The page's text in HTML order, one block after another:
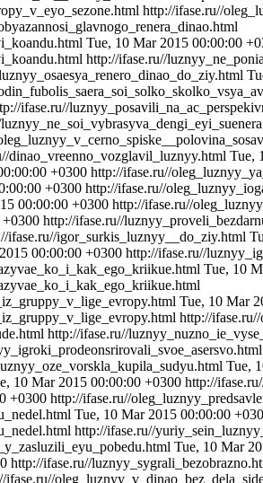
http://ifase.ru//
Tue, 10 Mar 2015 00:00:00
http://ifase.ru//
ifase.ru//
dinao_vreenno_vozglavil_luznyy.html Tue,
+0300 http://ifase.ru//
+0300 http://ifase.ru//
00:00:00 +0300 http://ifase.ru//
http://ifase.ru//
ifase.ru//igor_surkis_luznyy__do_ziy.html
00:00:00 +0300 http://ifase.ru//
Tue, 10
Tue, 10 Mar
http://
http://ifase.ru//
Tue,
10 Mar 2015 00:00:00 +0300 http://
+0300 http://ifase.ru//
Tue, 10 Mar 2015 00:00:00
http://ifase.ru//
Tue, 10 Mar
http://ifase.ru//
ifase.ru//